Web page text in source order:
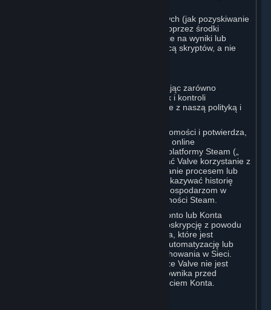
Korzystanie z systemów arbitrażowych (jak pozyskiwanie
opinii koleżeńskich lub „nadzoru”) poprzez środki
zautomatyzowane, w tym wpływające na wyniki lub
zgłaszające użytkowników za pomocą skryptów, a nie
Możemy egzekwować ten zapis, używając zarówno
automatycznych metod wykrywania, jak i kontroli
prowadzonych przez człowieka, zgodnie z naszą polityką i
Ponadto Użytkownik przyjmuje do wiadomości i potwierdza,
że każdy gospodarz wieloosobowej gry online
rozpowszechnianej za pośrednictwem platformy Steam („
Zewnętrzny Gospodarz") może zgłaszać Valve korzystanie z
Cheatów, nieautoryzowane manipulowanie procesem lub
jego automatyzację, a Valve może przekazywać historię
korzystania z Cheatów Zewnętrznym Gospodarzom w
zakresie określonym w Polityce Prywatności Steam.
Valve może ograniczyć lub zamknąć Konto lub Konta
Użytkownika bądź zakończyć daną Subskrypcję z powodu
jakiegokolwiek zachowania lub działania, które jest
niezgodne z prawem, stanowi Cheat, automatyzację lub
narusza Zasady Steam Dotyczące Zachowania w Sieci.
Użytkownik przyjmuje do wiadomości, że Valve nie jest
zobowiązana do powiadomienia Użytkownika przed
zakończeniem Subskrypcji lub zamknięciem Konta.